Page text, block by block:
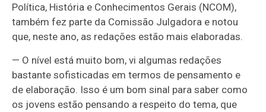
Política, História e Conhecimentos Gerais (NCOM),
também fez parte da Comissão Julgadora e notou
que, neste ano, as redações estão mais elaboradas.
— O nível está muito bom, vi algumas redações
bastante sofisticadas em termos de pensamento e
de elaboração. Isso é um bom sinal para saber como
os jovens estão pensando a respeito do tema, que